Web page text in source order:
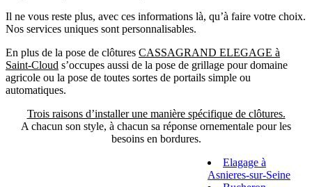
Il ne vous reste plus, avec ces informations là, qu’à faire votre choix.
Nos services uniques sont personnalisables.
En plus de la pose de clôtures CASSAGRAND ELEGAGE à
Saint-Cloud s’occupes aussi de la pose de grillage pour domaine
agricole ou la pose de toutes sortes de portails simple ou
automatiques.
Trois raisons d’installer une manière spécifique de clôtures.
A chacun son style, à chacun sa réponse ornementale pour les
besoins en bordures.
Elagage à
Asnieres-sur-Seine